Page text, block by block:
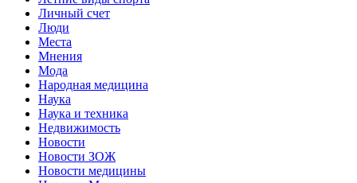
Личный счет
Люди
Места
Мнения
Мода
Народная медицина
Наука
Наука и техника
Недвижимость
Новости
Новости ЗОЖ
Новости медицины